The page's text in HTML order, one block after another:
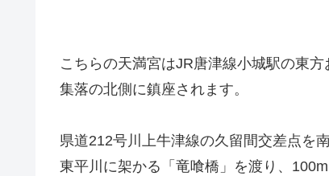
こちらの天満宮はJR唐津線小城駅の東
集落の北側に鎮座されます。
県道212号川上牛津線の久留間交差点を
東平川に架かる「竜喰橋」を渡り、